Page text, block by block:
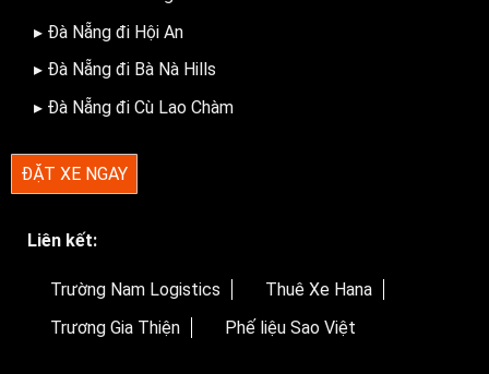
▸ Đà Nẵng đi Hội An
▸ Đà Nẵng đi Bà Nà Hills
▸ Đà Nẵng đi Cù Lao Chàm
ĐẶT XE NGAY
Liên kết:
Trường Nam Logistics
Thuê Xe Hana
Trương Gia Thiện
Phế liệu Sao Việt